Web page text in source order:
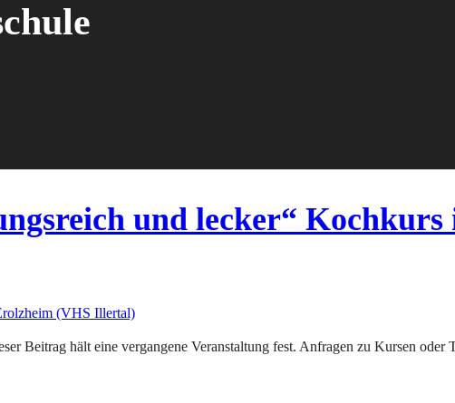
und lecker“